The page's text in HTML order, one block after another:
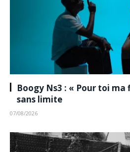
Boogy Ns3 : « Pour toi
sans limite
07/08/2026